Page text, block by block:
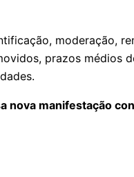
moderação,
prazos médios
manifestação